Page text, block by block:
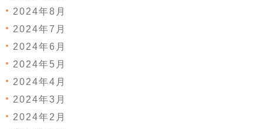
2024年8月
2024年7月
2024年6月
2024年5月
2024年4月
2024年3月
2024年2月